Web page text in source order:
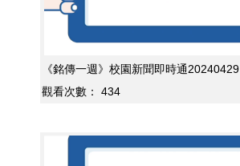
《銘傳一週》校園新聞即時通20240429
觀看次數：
434